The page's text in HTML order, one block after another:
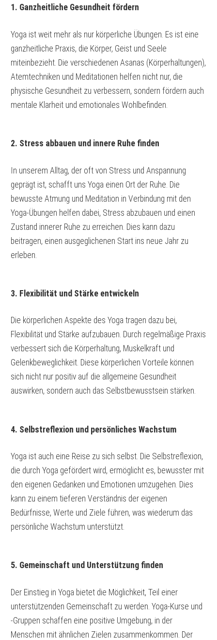
1. Ganzheitliche Gesundheit fördern
Yoga ist weit mehr als nur körperliche Übungen. Es ist eine
ganzheitliche Praxis, die Körper, Geist und Seele
miteinbezieht. Die verschiedenen Asanas (Körperhaltungen),
Atemtechniken und Meditationen helfen nicht nur, die
physische Gesundheit zu verbessern, sondern fördern auch
mentale Klarheit und emotionales Wohlbefinden.
2. Stress abbauen und innere Ruhe finden
In unserem Alltag, der oft von Stress und Anspannung
geprägt ist, schafft uns Yoga einen Ort der Ruhe. Die
bewusste Atmung und Meditation in Verbindung mit den
Yoga-Übungen helfen dabei, Stress abzubauen und einen
Zustand innerer Ruhe zu erreichen. Dies kann dazu
beitragen, einen ausgeglichenen Start ins neue Jahr zu
erleben.
3. Flexibilität und Stärke entwickeln
Die körperlichen Aspekte des Yoga tragen dazu bei,
Flexibilität und Stärke aufzubauen. Durch regelmäßige Praxis
verbessert sich die Körperhaltung, Muskelkraft und
Gelenkbeweglichkeit. Diese körperlichen Vorteile können
sich nicht nur positiv auf die allgemeine Gesundheit
auswirken, sondern auch das Selbstbewusstsein stärken.
4. Selbstreflexion und persönliches Wachstum
Yoga ist auch eine Reise zu sich selbst. Die Selbstreflexion,
die durch Yoga gefördert wird, ermöglicht es, bewusster mit
den eigenen Gedanken und Emotionen umzugehen. Dies
kann zu einem tieferen Verständnis der eigenen
Bedürfnisse, Werte und Ziele führen, was wiederum das
persönliche Wachstum unterstützt.
5. Gemeinschaft und Unterstützung finden
Der Einstieg in Yoga bietet die Möglichkeit, Teil einer
unterstützenden Gemeinschaft zu werden. Yoga-Kurse und
-Gruppen schaffen eine positive Umgebung, in der
Menschen mit ähnlichen Zielen zusammenkommen. Der